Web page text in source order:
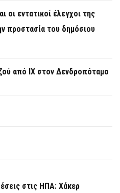
οι εντατικοί έλεγχοι της
προστασία του δημόσιου
από ΙΧ στον Δενδροπόταμο
στις ΗΠΑ: Χάκερ